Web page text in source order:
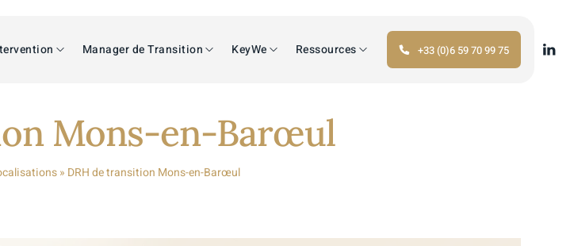
Manager de Transition KeyWe Ressources +33 (0)6 59 70 99 75
Mons-en-Barœul
» DRH de transition Mons-en-Barœul